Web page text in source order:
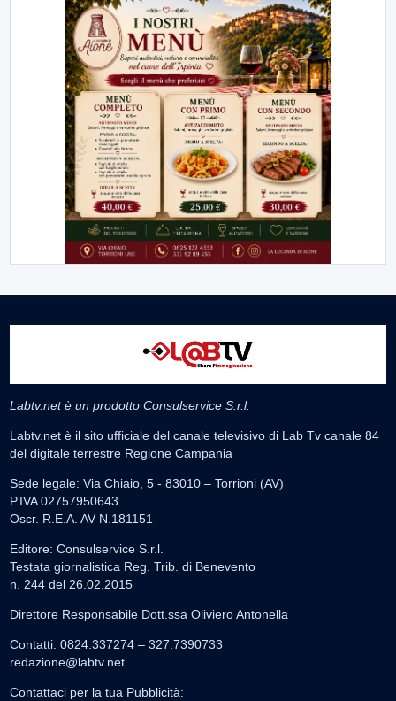
Labtv.net è un prodotto Consulservice S.r.l.
Labtv.net è il sito ufficiale del canale televisivo di Lab Tv canale 84
del digitale terrestre Regione Campania
Sede legale: Via Chiaio, 5 - 83010 – Torrioni (AV)
P.IVA 02757950643
Oscr. R.E.A. AV N.181151
Editore: Consulservice S.r.l.
Testata giornalistica Reg. Trib. di Benevento
n. 244 del 26.02.2015
Direttore Responsabile Dott.ssa Oliviero Antonella
Contatti: 0824.337274 – 327.7390733
redazione@labtv.net
Contattaci per la tua Pubblicità: